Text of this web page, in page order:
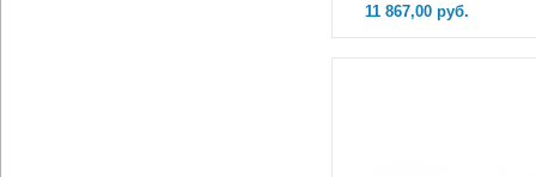
11 867,00 руб.